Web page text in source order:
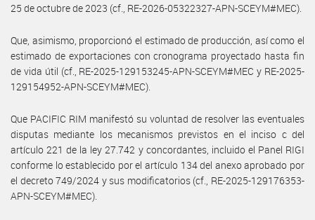
25 de octubre de 2023 (cf., RE-2026-05322327-APN-SCEYM#MEC).
Que, asimismo, proporcionó el estimado de producción, así como el
estimado de exportaciones con cronograma proyectado hasta fin
de vida útil (cf., RE-2025-129153245-APN-SCEYM#MEC y RE-2025-
129154952-APN-SCEYM#MEC).
Que PACIFIC RIM manifestó su voluntad de resolver las eventuales
disputas mediante los mecanismos previstos en el inciso c del
artículo 221 de la ley 27.742 y concordantes, incluido el Panel RIGI
conforme lo establecido por el artículo 134 del anexo aprobado por
el decreto 749/2024 y sus modificatorios (cf., RE-2025-129176353-
APN-SCEYM#MEC).